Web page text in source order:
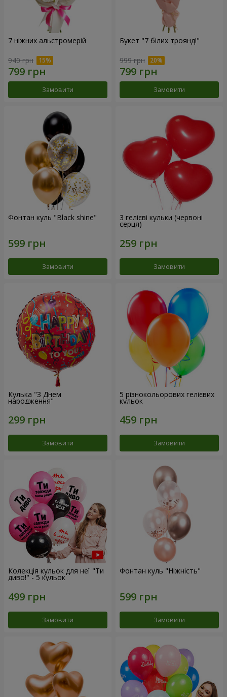
7 ніжних альстромерій
940 грн
Замовити
Букет "7 білих троянд!"
999 грн
Замовити
Фонтан куль "Black shine"
Замовити
3 гелієві кульки (червоні
серця)
Замовити
Кулька "З Днем
народження"
Замовити
5 різнокольорових гелієвих
кульок
Замовити
Колекція кульок для неї "Ти
диво!" - 5 кульок
Замовити
Фонтан куль "Ніжність"
Замовити